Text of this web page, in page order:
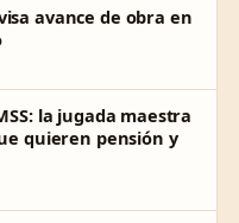
avance de obra en
la jugada maestra
quieren pensión y